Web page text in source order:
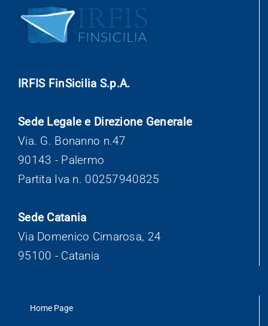
IRFIS FinSicilia S.p.A.
Sede Legale e Direzione Generale
Via. G. Bonanno n.47
90143 - Palermo
Partita Iva n. 00257940825
Sede Catania
Via Domenico Cimarosa, 24
95100 - Catania
Home Page